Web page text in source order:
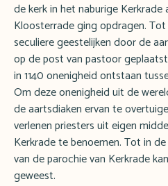
de kerk in het naburige Kerkrade
Kloosterrade ging opdragen.
seculiere geestelijken door de
op de post van pastoor
in 1140 onenigheid ontstaan
Om deze onenigheid uit de
de aartsdiaken ervan te
verlenen priesters uit eigen
Kerkrade te benoemen. Tot in
van de parochie van Kerkrade
geweest.